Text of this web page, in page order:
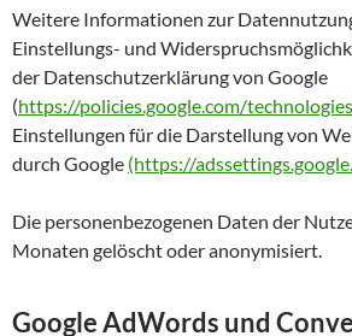
Weitere Informationen zur
Einstellungs- und
der Datenschutzerklärung von Google
(https://policies.google.com/
Einstellungen für die Darstellung von
durch Google (https://
Die personenbezogenen Daten der
Monaten gelöscht oder anonymisiert.
Google AdWords und